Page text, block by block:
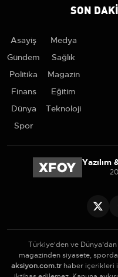
SON
Asayiş
Gündem
Politika
Finans
Dünya
Spor
Medya
Sağlık
Magazin
Eğitim
Teknoloji
Yazılım
Türkiye'den ve
magazinden siyasete,
aksiyon.com.tr haber içerikleri